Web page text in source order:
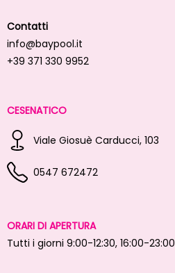
Contatti
info@baypool.it
+39 371 330 9952
CESENATICO
Viale Giosuè Carducci, 103
0547 672472
ORARI DI APERTURA
Tutti i giorni 9:00-12:30, 16:00-23:00